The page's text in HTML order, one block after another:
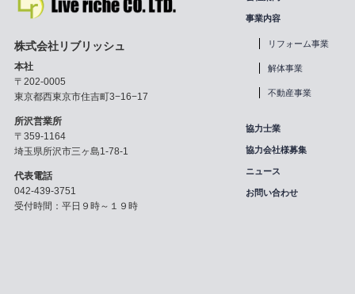
株式会社リブリッシュ
本社
〒202-0005
東京都西東京市住吉町3−16−17
所沢営業所
〒359-1164
埼玉県所沢市三ヶ島1-78-1
代表電話
042-439-3751
受付時間：平日９時～１９時
事業内容
リフォーム事業
解体事業
不動産事業
協力士業
協力会社様募集
ニュース
お問い合わせ